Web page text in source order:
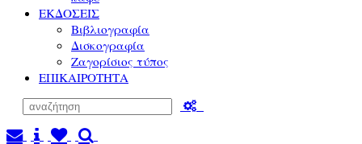
ΕΚΔΟΣΕΙΣ
Βιβλιογραφία
Δισκογραφία
Ζαγορίσιος τύπος
ΕΠΙΚΑΙΡΟΤΗΤΑ